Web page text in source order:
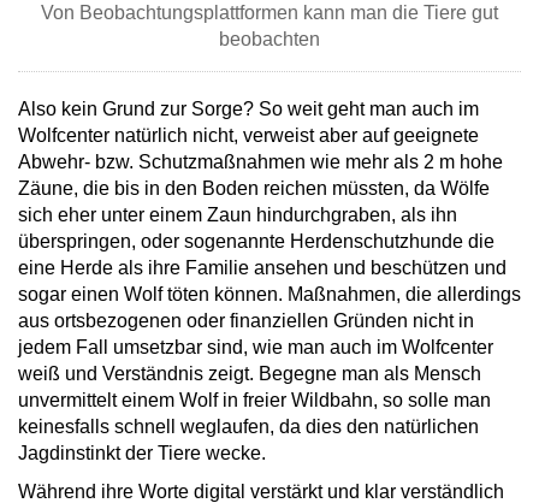
Von Beobachtungsplattformen kann man die Tiere gut
beobachten
Also kein Grund zur Sorge? So weit geht man auch im
Wolfcenter natürlich nicht, verweist aber auf geeignete
Abwehr- bzw. Schutzmaßnahmen wie mehr als 2 m hohe
Zäune, die bis in den Boden reichen müssten, da Wölfe
sich eher unter einem Zaun hindurchgraben, als ihn
überspringen, oder sogenannte Herdenschutzhunde die
eine Herde als ihre Familie ansehen und beschützen und
sogar einen Wolf töten können. Maßnahmen, die allerdings
aus ortsbezogenen oder finanziellen Gründen nicht in
jedem Fall umsetzbar sind, wie man auch im Wolfcenter
weiß und Verständnis zeigt. Begegne man als Mensch
unvermittelt einem Wolf in freier Wildbahn, so solle man
keinesfalls schnell weglaufen, da dies den natürlichen
Jagdinstinkt der Tiere wecke.
Während ihre Worte digital verstärkt und klar verständlich